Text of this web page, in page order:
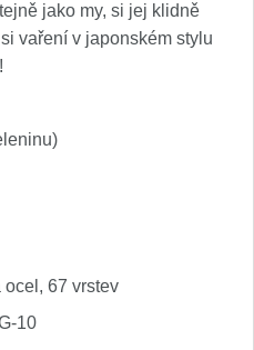
jako my, si jej klidně
vaření v japonském stylu
ocel, 67 vrstev
10